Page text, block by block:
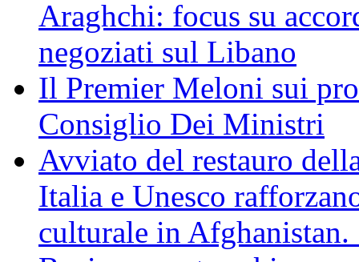
Araghchi: focus su
negoziati sul Libano
Il Premier Meloni sui
Consiglio Dei Ministri
Avviato del restauro
Italia e Unesco
culturale in